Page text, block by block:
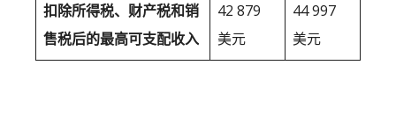
扣除所得税、财产税和销
售税后的最高可支配收入
42 879
美元
44 997
美元